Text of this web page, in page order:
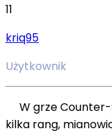
11
kriq95
Użytkownik
W grze Counter-
kilka rang,